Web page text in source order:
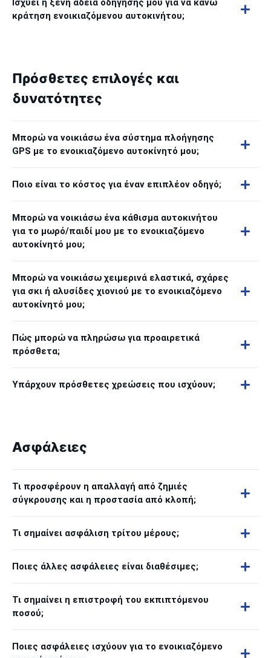
Ισχύει η ξένη άδεια οδήγησής μου για να κάνω
κράτηση ενοικιαζόμενου αυτοκινήτου;
Πρόσθετες επιλογές και
δυνατότητες
Μπορώ να νοικιάσω ένα σύστημα πλοήγησης
GPS με το ενοικιαζόμενο αυτοκίνητό μου;
Ποιο είναι το κόστος για έναν επιπλέον οδηγό;
Μπορώ να νοικιάσω ένα κάθισμα αυτοκινήτου
για το μωρό/παιδί μου με το ενοικιαζόμενο
αυτοκίνητό μου;
Μπορώ να νοικιάσω χειμερινά ελαστικά, σχάρες
για σκι ή αλυσίδες χιονιού με το ενοικιαζόμενο
αυτοκίνητό μου;
Πώς μπορώ να πληρώσω για προαιρετικά
πρόσθετα;
Υπάρχουν πρόσθετες χρεώσεις που ισχύουν;
Ασφάλειες
Τι προσφέρουν η απαλλαγή από ζημιές
σύγκρουσης και η προστασία από κλοπή;
Τι σημαίνει ασφάλιση τρίτου μέρους;
Ποιες άλλες ασφάλειες είναι διαθέσιμες;
Τι σημαίνει η επιστροφή του εκπιπτόμενου
ποσού;
Ποιες ασφάλειες ισχύουν για το ενοικιαζόμενο